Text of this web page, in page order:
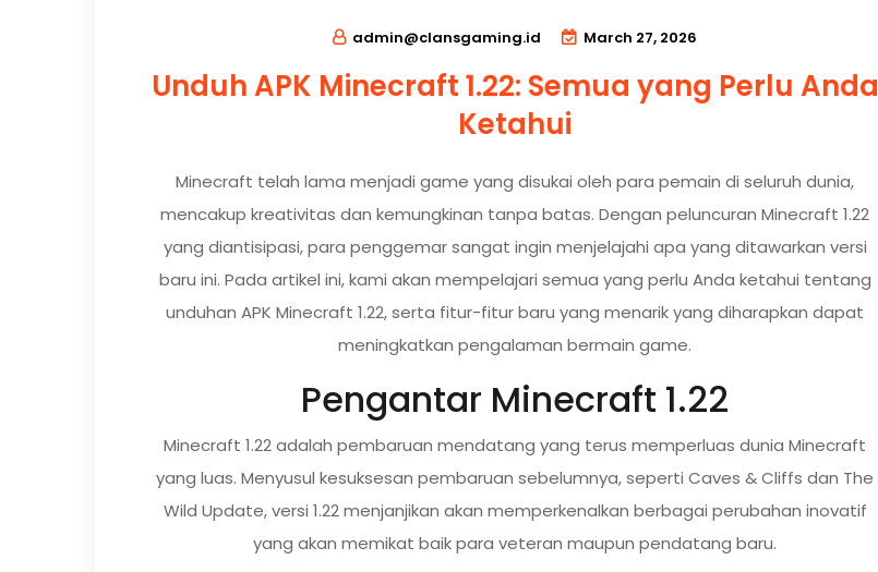
admin@clansgaming.id March 27, 2026
Unduh APK Minecraft 1.22: Semua yang Perlu Anda
Ketahui
Minecraft telah lama menjadi game yang disukai oleh para pemain di seluruh dunia,
mencakup kreativitas dan kemungkinan tanpa batas. Dengan peluncuran Minecraft 1.22
yang diantisipasi, para penggemar sangat ingin menjelajahi apa yang ditawarkan versi
baru ini. Pada artikel ini, kami akan mempelajari semua yang perlu Anda ketahui tentang
unduhan APK Minecraft 1.22, serta fitur-fitur baru yang menarik yang diharapkan dapat
meningkatkan pengalaman bermain game.
Pengantar Minecraft 1.22
Minecraft 1.22 adalah pembaruan mendatang yang terus memperluas dunia Minecraft
yang luas. Menyusul kesuksesan pembaruan sebelumnya, seperti Caves & Cliffs dan The
Wild Update, versi 1.22 menjanjikan akan memperkenalkan berbagai perubahan inovatif
yang akan memikat baik para veteran maupun pendatang baru.